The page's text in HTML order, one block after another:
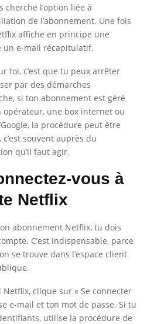
cherche l’option liée à
de l’abonnement. Une fois
affiche en principe une
un e-mail récapitulatif.
toi, c’est que tu peux arrêter
par des démarches
si ton abonnement est géré
opérateur, une box internet ou
la procédure peut être
souvent auprès du
qu’il faut agir.
vous à
Netflix
abonnement Netflix, tu dois
C’est indispensable, parce
se trouve dans l’espace client
Netflix, clique sur « Se connecter
e-mail et ton mot de passe. Si tu
utilise la procédure de